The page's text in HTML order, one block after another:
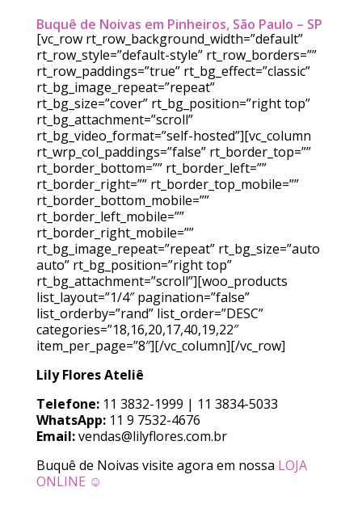
Buquê de Noivas em Pinheiros, São Paulo – SP
[vc_row rt_row_background_width=”default”
rt_row_style=”default-style” rt_row_borders=””
rt_row_paddings=”true” rt_bg_effect=”classic”
rt_bg_image_repeat=”repeat”
rt_bg_size=”cover” rt_bg_position=”right top”
rt_bg_attachment=”scroll”
rt_bg_video_format=”self-hosted”][vc_column
rt_wrp_col_paddings=”false” rt_border_top=””
rt_border_bottom=”” rt_border_left=””
rt_border_right=”” rt_border_top_mobile=””
rt_border_bottom_mobile=””
rt_border_left_mobile=””
rt_border_right_mobile=””
rt_bg_image_repeat=”repeat” rt_bg_size=”auto
auto” rt_bg_position=”right top”
rt_bg_attachment=”scroll”][woo_products
list_layout=”1/4″ pagination=”false”
list_orderby=”rand” list_order=”DESC”
categories=”18,16,20,17,40,19,22″
item_per_page=”8″][/vc_column][/vc_row]
Lily Flores Ateliê
Telefone:11 3832-1999 | 11 3834-5033
WhatsApp:11 9 7532-4676
Email:vendas@lilyflores.com.br
Buquê de Noivas visite agora em nossa LOJA
ONLINE ☺